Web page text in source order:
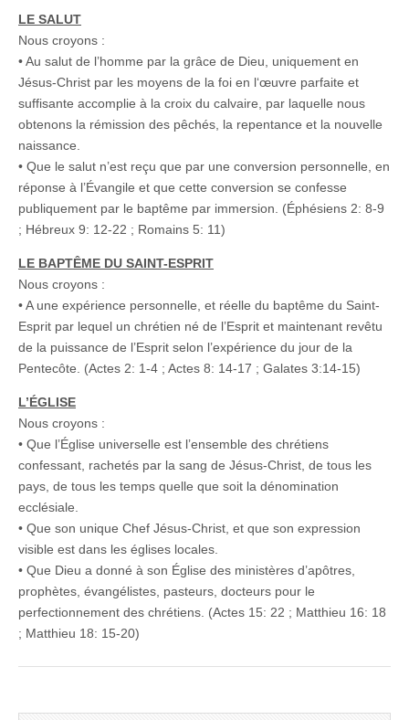
LE SALUT
Nous croyons :
• Au salut de l’homme par la grâce de Dieu, uniquement en
Jésus-Christ par les moyens de la foi en l‘œuvre parfaite et
suffisante accomplie à la croix du calvaire, par laquelle nous
obtenons la rémission des pêchés, la repentance et la nouvelle
naissance.
• Que le salut n’est reçu que par une conversion personnelle, en
réponse à l’Évangile et que cette conversion se confesse
publiquement par le baptême par immersion. (Éphésiens 2: 8-9
; Hébreux 9: 12-22 ; Romains 5: 11)
LE BAPTÊME DU SAINT-ESPRIT
Nous croyons :
• A une expérience personnelle, et réelle du baptême du Saint-
Esprit par lequel un chrétien né de l’Esprit et maintenant revêtu
de la puissance de l’Esprit selon l’expérience du jour de la
Pentecôte. (Actes 2: 1-4 ; Actes 8: 14-17 ; Galates 3:14-15)
L’ÉGLISE
Nous croyons :
• Que l’Église universelle est l’ensemble des chrétiens
confessant, rachetés par la sang de Jésus-Christ, de tous les
pays, de tous les temps quelle que soit la dénomination
ecclésiale.
• Que son unique Chef Jésus-Christ, et que son expression
visible est dans les églises locales.
• Que Dieu a donné à son Église des ministères d’apôtres,
prophètes, évangélistes, pasteurs, docteurs pour le
perfectionnement des chrétiens. (Actes 15: 22 ; Matthieu 16: 18
; Matthieu 18: 15-20)